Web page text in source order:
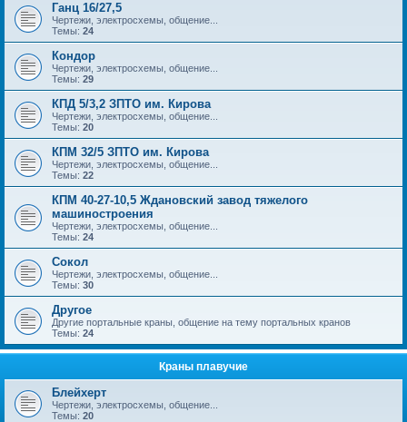
Ганц 16/27,5
Чертежи, электросхемы, общение...
Темы: 24
Кондор
Чертежи, электросхемы, общение...
Темы: 29
КПД 5/3,2 ЗПТО им. Кирова
Чертежи, электросхемы, общение...
Темы: 20
КПМ 32/5 ЗПТО им. Кирова
Чертежи, электросхемы, общение...
Темы: 22
КПМ 40-27-10,5 Ждановский завод тяжелого
машиностроения
Чертежи, электросхемы, общение...
Темы: 24
Сокол
Чертежи, электросхемы, общение...
Темы: 30
Другое
Другие портальные краны, общение на тему портальных кранов
Темы: 24
Краны плавучие
Блейхерт
Чертежи, электросхемы, общение...
Темы: 20